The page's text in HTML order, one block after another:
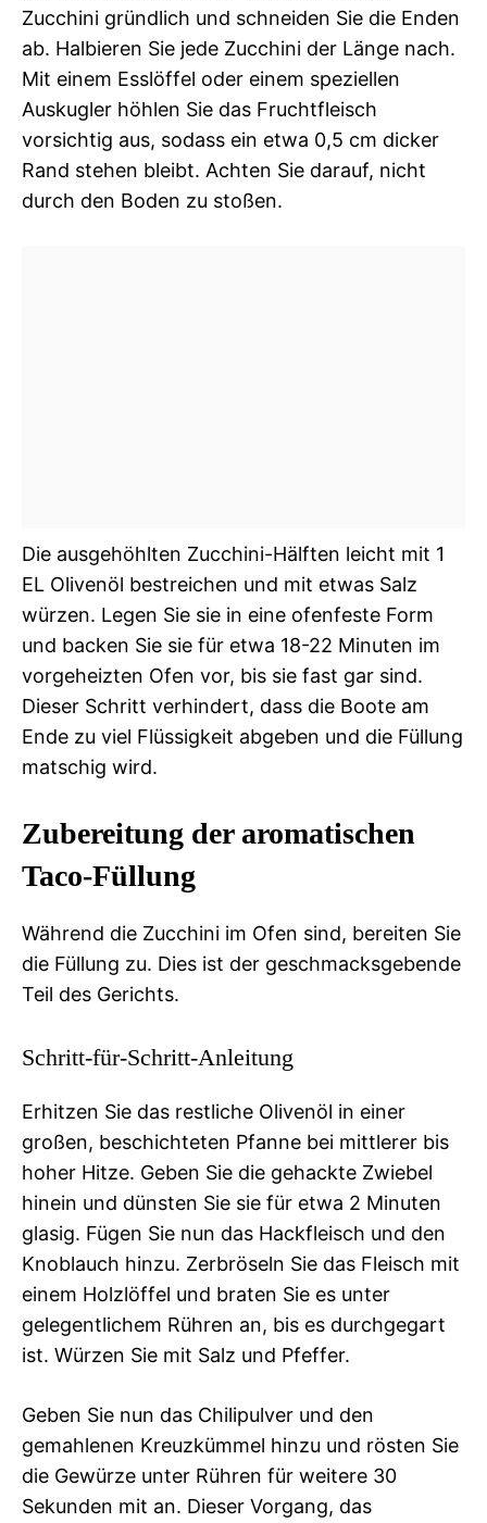
Zucchini gründlich und schneiden Sie die Enden
ab. Halbieren Sie jede Zucchini der Länge nach.
Mit einem Esslöffel oder einem speziellen
Auskugler höhlen Sie das Fruchtfleisch
vorsichtig aus, sodass ein etwa 0,5 cm dicker
Rand stehen bleibt. Achten Sie darauf, nicht
durch den Boden zu stoßen.
Die ausgehöhlten Zucchini-Hälften leicht mit 1
EL Olivenöl bestreichen und mit etwas Salz
würzen. Legen Sie sie in eine ofenfeste Form
und backen Sie sie für etwa 18-22 Minuten im
vorgeheizten Ofen vor, bis sie fast gar sind.
Dieser Schritt verhindert, dass die Boote am
Ende zu viel Flüssigkeit abgeben und die Füllung
matschig wird.
Zubereitung der aromatischen
Taco-Füllung
Während die Zucchini im Ofen sind, bereiten Sie
die Füllung zu. Dies ist der geschmacksgebende
Teil des Gerichts.
Schritt-für-Schritt-Anleitung
Erhitzen Sie das restliche Olivenöl in einer
großen, beschichteten Pfanne bei mittlerer bis
hoher Hitze. Geben Sie die gehackte Zwiebel
hinein und dünsten Sie sie für etwa 2 Minuten
glasig. Fügen Sie nun das Hackfleisch und den
Knoblauch hinzu. Zerbröseln Sie das Fleisch mit
einem Holzlöffel und braten Sie es unter
gelegentlichem Rühren an, bis es durchgegart
ist. Würzen Sie mit Salz und Pfeffer.
Geben Sie nun das Chilipulver und den
gemahlenen Kreuzkümmel hinzu und rösten Sie
die Gewürze unter Rühren für weitere 30
Sekunden mit an. Dieser Vorgang, das